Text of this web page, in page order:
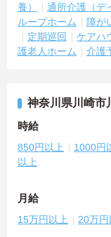
養）
通所介護（デ
ループホーム
障が
定期巡回
ケアハ
護老人ホーム
介護
神奈川県川崎市
時給
850円以上 1000円
以上
月給
15万円以上 20万円